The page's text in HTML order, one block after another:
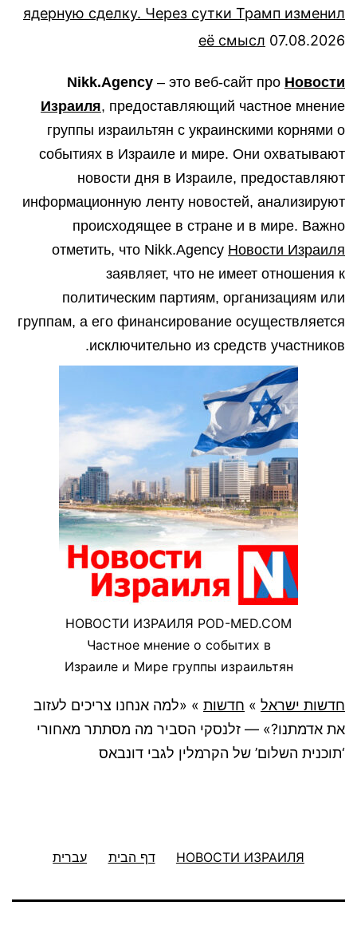
ядерную сделку. Через сутки Трамп изменил
её смысл 07.08.2026
Nikk.Agency – это веб-сайт про Новости
Израиля, предоставляющий частное мнение
группы израильтян с украинскими корнями о
событиях в Израиле и мире. Они охватывают
новости дня в Израиле, предоставляют
информационную ленту новостей, анализируют
происходящее в стране и в мире. Важно
отметить, что Nikk.Agency Новости Израиля
заявляет, что не имеет отношения к
политическим партиям, организациям или
группам, а его финансирование осуществляется
исключительно из средств участников.
НОВОСТИ ИЗРАИЛЯ POD-MED.COM
Частное мнение о событих в
Израиле и Мире группы израильтян
חדשות ישראל » חדשות » «למה אנחנו צריכים לעזוב
את אדמתנו?» — זלנסקי הסביר מה מסתתר מאחורי
‘תוכנית השלום’ של הקרמלין לגבי דונבאס
НОВОСТИ ИЗРАИЛЯ דף הבית עברית